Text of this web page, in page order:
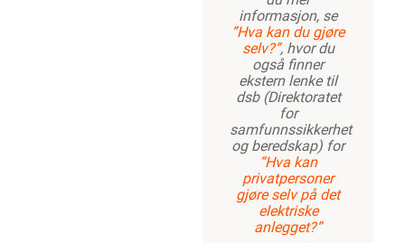
informasjon, se
”Hva kan du gjøre
selv?”, hvor du
også finner
ekstern lenke til
dsb (Direktoratet
for
samfunnssikkerhet
og beredskap) for
“Hva kan
privatpersoner
gjøre selv på det
elektriske
anlegget?”